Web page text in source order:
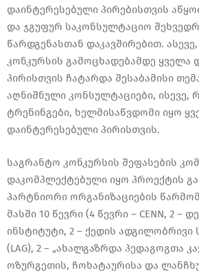
დაინტერესებული პირებისთვის
და ჯგუფურ საკონსულტაციო
წარდგენასთან დაკავშირებით.
კონკურსის გამოცხადებამდე ყველა
პირისთვის ჩატარდა შესაბამისი
აღნიშნული კონსულტაციები, ისევე,
ტრენინგები, ხელმისაწვდომი იყო
დაინტერესებული პირისთვის.
საგრანტო კონკურსის შეფასების
დაკომპლექტებული იყო პროექტის
პარტნიორი ორგანიზაციების
მასში 10 წევრი (4 წევრი – CENN, 2 –
ინსტიტუტი, 2 – ქედის ადგილობრივი
(LAG), 2 – „ახალგაზრდა პედაგოგთა
ოზურგეთის, ჩოხატაურისა და